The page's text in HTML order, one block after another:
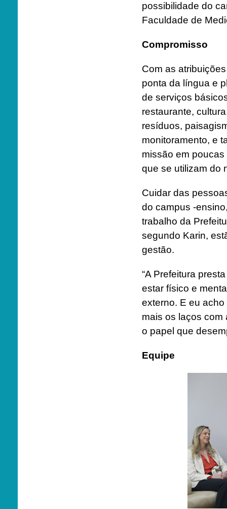
possibilidade do
Faculdade de
Compromisso
Com as
ponta da língua e
de serviços
restaurante,
resíduos,
monitoramento, e
missão em
que se utilizam do
Cuidar das
do campus -
trabalho da
segundo Karin,
gestão.
“A Prefeitura
estar físico e
externo. E eu
mais os laços
o papel que
Equipe